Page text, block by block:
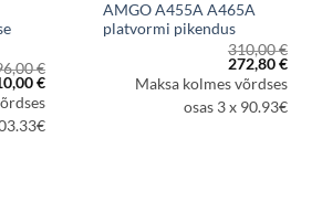
€
€.
€Praegune
on:
310,00 €.
AMGO A455A A465A
platvormi pikendus
310,00€
Algne
hind
oli:
310,00 €.
272,80€
on:
Maksa kolmes võrdses
osas 3 x 90.93€